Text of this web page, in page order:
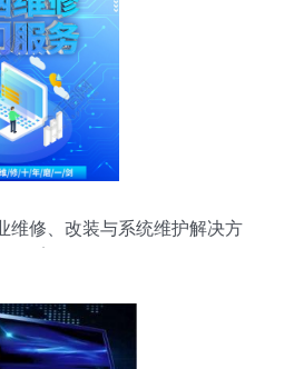
维修、改装与系统维护解决方